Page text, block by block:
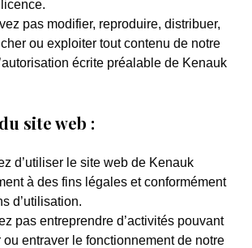
pas modifier, reproduire, distribuer,
ou exploiter tout contenu de notre
écrite préalable de Kenauk
site web :
d’utiliser le site web de Kenauk
à des fins légales et conformément
d’utilisation.
pas entreprendre d’activités pouvant
ou entraver le fonctionnement de notre